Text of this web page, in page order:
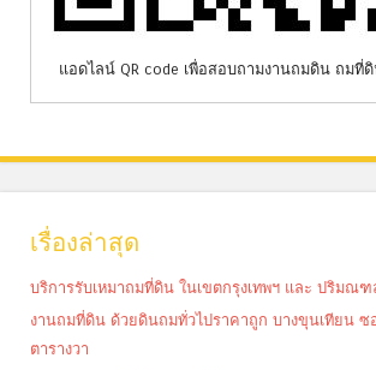
แอดไลน์ QR code เพื่อสอบถามงานถมดิน ถมที่
เรื่องล่าสุด
บริการรับเหมาถมที่ดิน ในเขตกรุงเทพฯ และ ปริมณฑ
งานถมที่ดิน ด้วยดินถมทั่วไปราคาถูก บางขุนเทียน ซ
ตารางวา